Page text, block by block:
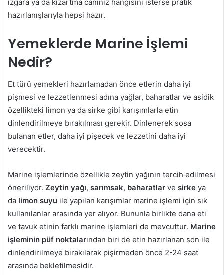
ızgara ya da kızartma canınız hangisini isterse pratik
hazırlanışlarıyla hepsi hazır.
Yemeklerde Marine İşlemi
Nedir?
Et türü yemekleri hazırlamadan önce etlerin daha iyi
pişmesi ve lezzetlenmesi adına yağlar, baharatlar ve asidik
özellikteki limon ya da sirke gibi karışımlarla etin
dinlendirilmeye bırakılması gerekir. Dinlenerek sosa
bulanan etler, daha iyi pişecek ve lezzetini daha iyi
verecektir.
Marine işlemlerinde özellikle zeytin yağının tercih edilmesi
öneriliyor. Zeytin yağı, sarımsak, baharatlar ve sirke ya
da limon suyu ile yapılan karışımlar marine işlemi için sık
kullanılanlar arasında yer alıyor. Bununla birlikte dana eti
ve tavuk etinin farklı marine işlemleri de mevcuttur. Marine
işleminin püf noktalarından biri de etin hazırlanan son ile
dinlendirilmeye bırakılarak pişirmeden önce 2-24 saat
arasında bekletilmesidir.